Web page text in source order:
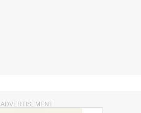
ADVERTISEMENT